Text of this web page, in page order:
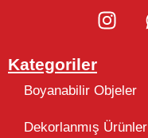
Kategoriler
Boyanabilir Objeler
Dekorlanmış Ürünler